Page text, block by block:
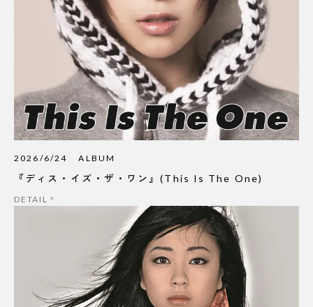
2026/6/24 ALBUM
『ディス・イズ・ザ・ワン』(This Is The One)
DETAIL